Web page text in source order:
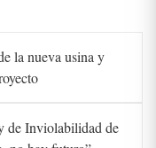
la nueva usina y
de Inviolabilidad de